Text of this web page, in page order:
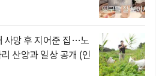
사망 후 지어준 집…노
산양과 일상 공개 (인